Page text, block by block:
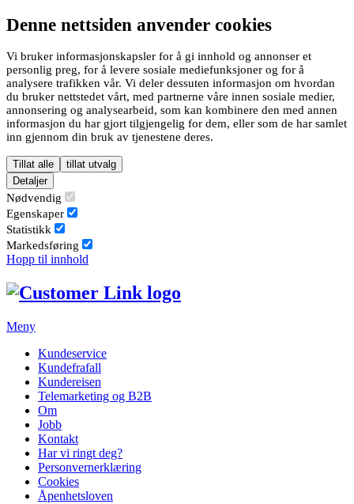
Denne nettsiden anvender cookies
Vi bruker informasjonskapsler for å gi innhold og annonser et
personlig preg, for å levere sosiale mediefunksjoner og for å
analysere trafikken vår. Vi deler dessuten informasjon om hvordan
du bruker nettstedet vårt, med partnerne våre innen sosiale medier,
annonsering og analysearbeid, som kan kombinere den med annen
informasjon du har gjort tilgjengelig for dem, eller som de har samlet
inn gjennom din bruk av tjenestene deres.
Tillat alle
tillat utvalg
Detaljer
Nødvendig
Egenskaper
Statistikk
Markedsføring
Hopp til innhold
Meny
Kundeservice
Kundefrafall
Kundereisen
Telemarketing og B2B
Om
Jobb
Kontakt
Har vi ringt deg?
Personvernerklæring
Cookies
Åpenhetsloven